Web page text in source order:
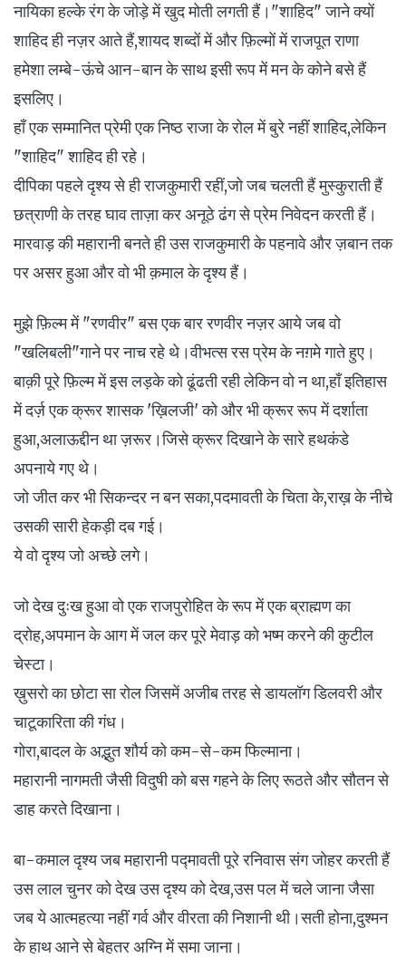
नायिका हल्के रंग के जोड़े में खुद मोती लगती हैं।"शाहिद" जाने क्यों
शाहिद ही नज़र आते हैं,शायद शब्दों में और फ़िल्मों में राजपूत राणा
हमेशा लम्बे-ऊंचे आन-बान के साथ इसी रूप में मन के कोने बसे हैं
इसलिए।
हाँ एक सम्मानित प्रेमी एक निष्ठ राजा के रोल में बुरे नहीं शाहिद,लेकिन
"शाहिद" शाहिद ही रहे।
दीपिका पहले दृश्य से ही राजकुमारी रहीं,जो जब चलती हैं मुस्कुराती हैं
छत्राणी के तरह घाव ताज़ा कर अनूठे ढंग से प्रेम निवेदन करती हैं।
मारवाड़ की महारानी बनते ही उस राजकुमारी के पहनावे और ज़बान तक
पर असर हुआ और वो भी क़माल के दृश्य हैं।
मुझे फ़िल्म में "रणवीर" बस एक बार रणवीर नज़र आये जब वो
"खलिबली"गाने पर नाच रहे थे।वीभत्स रस प्रेम के नग़मे गाते हुए।
बाक़ी पूरे फ़िल्म में इस लड़के को ढूंढती रही लेकिन वो न था,हाँ इतिहास
में दर्ज़ एक क्रूर शासक 'ख़िलजी' को और भी क्रूर रूप में दर्शाता
हुआ,अलाऊद्दीन था ज़रूर।जिसे क्रूर दिखाने के सारे हथकंडे
अपनाये गए थे।
जो जीत कर भी सिकन्दर न बन सका,पदमावती के चिता के,राख़ के नीचे
उसकी सारी हेकड़ी दब गई।
ये वो दृश्य जो अच्छे लगे।
जो देख दुःख हुआ वो एक राजपुरोहित के रूप में एक ब्राह्मण का
द्रोह,अपमान के आग में जल कर पूरे मेवाड़ को भष्म करने की कुटील
चेस्टा।
ख़ुसरो का छोटा सा रोल जिसमें अजीब तरह से डायलॉग डिलवरी और
चाटूकारिता की गंध।
गोरा,बादल के अद्भुत शौर्य को कम-से-कम फिल्माना।
महारानी नागमती जैसी विदुषी को बस गहने के लिए रूठते और सौतन से
डाह करते दिखाना।
बा-कमाल दृश्य जब महारानी पद्मावती पूरे रनिवास संग जोहर करती हैं
उस लाल चुनर को देख उस दृश्य को देख,उस पल में चले जाना जैसा
जब ये आत्महत्या नहीं गर्व और वीरता की निशानी थी।सती होना,दुश्मन
के हाथ आने से बेहतर अग्नि में समा जाना।